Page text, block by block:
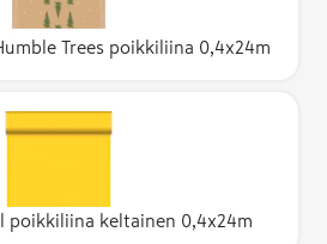
Trees poikkiliina 0,4x24m
poikkiliina keltainen 0,4x24m